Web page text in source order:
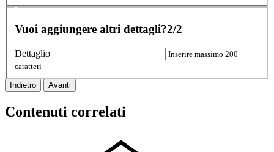
Vuoi aggiungere altri dettagli?2/2
Dettaglio
Inserire massimo 200
caratteri
Indietro Avanti
Contenuti correlati